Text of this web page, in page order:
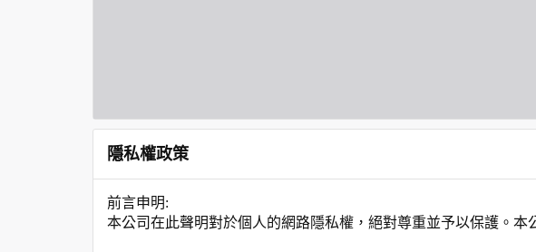
隱私權政策
前言申明:
本公司在此聲明對於個人的網路隱私權，絕對尊重並予以保護。